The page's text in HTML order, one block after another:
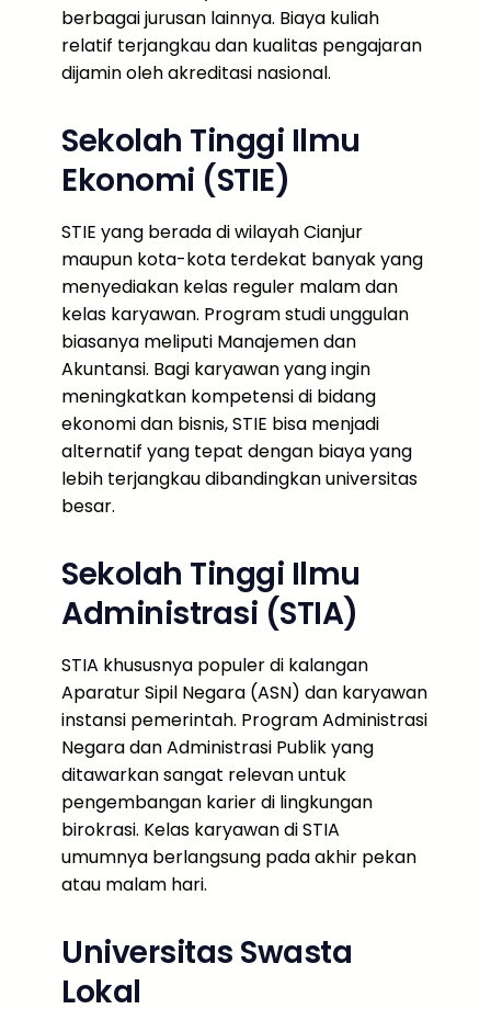
berbagai jurusan lainnya. Biaya kuliah
relatif terjangkau dan kualitas pengajaran
dijamin oleh akreditasi nasional.
Sekolah Tinggi Ilmu
Ekonomi (STIE)
STIE yang berada di wilayah Cianjur
maupun kota-kota terdekat banyak yang
menyediakan kelas reguler malam dan
kelas karyawan. Program studi unggulan
biasanya meliputi Manajemen dan
Akuntansi. Bagi karyawan yang ingin
meningkatkan kompetensi di bidang
ekonomi dan bisnis, STIE bisa menjadi
alternatif yang tepat dengan biaya yang
lebih terjangkau dibandingkan universitas
besar.
Sekolah Tinggi Ilmu
Administrasi (STIA)
STIA khususnya populer di kalangan
Aparatur Sipil Negara (ASN) dan karyawan
instansi pemerintah. Program Administrasi
Negara dan Administrasi Publik yang
ditawarkan sangat relevan untuk
pengembangan karier di lingkungan
birokrasi. Kelas karyawan di STIA
umumnya berlangsung pada akhir pekan
atau malam hari.
Universitas Swasta
Lokal